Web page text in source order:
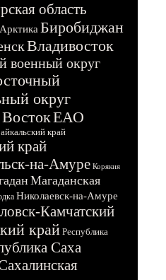
область
Арктика Биробиджан
Владивосток
военный округ
округ
ЕАО
край
край
на-Амуре Корякия
Магаданская
Николаевск-на-Амуре
Камчатский
крайРеспублика
Саха